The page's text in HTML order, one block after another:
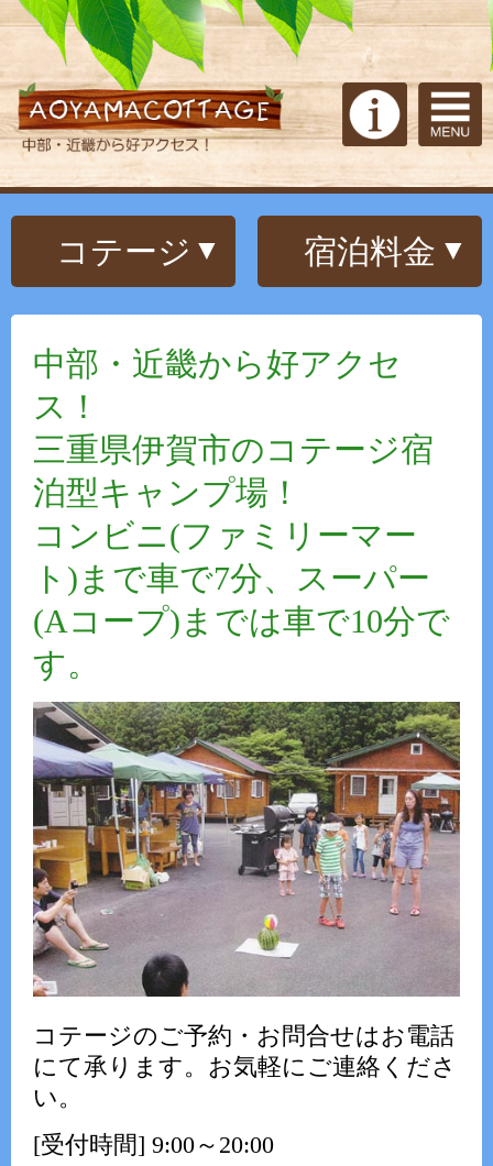
コテージ 宿泊料金
中部・近畿から好アクセ
ス！
三重県伊賀市のコテージ宿
泊型キャンプ場！
コンビニ(ファミリーマー
ト)まで車で7分、スーパー
(Aコープ)までは車で10分で
す。
コテージのご予約・お問合せはお電話
にて承ります。お気軽にご連絡くださ
い。
[受付時間] 9:00～20:00